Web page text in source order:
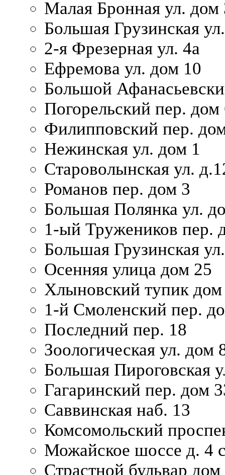
Малая Бронная ул. дом
Большая Грузинская
2-я Фрезерная ул. 4а
Ефремова ул. дом 10
Большой
Погорельский пер. дом
Филипповский пер.
Нежинская ул. дом 1
Староволынская ул.
Романов пер. дом 3
Большая Полянка ул.
1-ый Тружеников пер.
Большая Грузинская
Осенняя улица дом 25
Хлыновский тупик
1-й Смоленский пер.
Последний пер. 18
Зоологическая ул. дом
Большая Пироговская
Гагаринский пер. дом
Саввинская наб. 13
Комсомольский
Можайское шоссе д. 4
Страстной бульвар дом